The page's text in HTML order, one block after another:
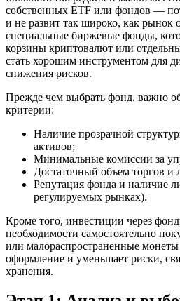
собственных ETF или фондов —
и не развит так широко, как
специальные биржевые фонды,
корзины криптовалют или
стать хорошим инструментом для
снижения рисков.
Прежде чем выбрать фонд, важно
критерии:
Наличие прозрачной
активов;
Минимальные комиссии за
Достаточный объем торгов и
Репутация фонда и наличие
регулируемых рынках).
Кроме того, инвестиции через
необходимости самостоятельно
или малораспространенные
оформление и уменьшает риски,
хранения.